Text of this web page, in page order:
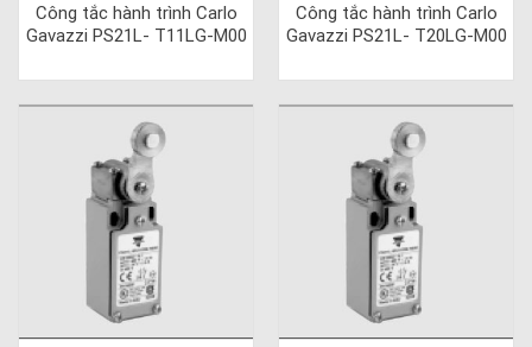
Công tắc hành trình Carlo
Gavazzi PS21L- T11LG-M00
Công tắc hành trình Carlo
Gavazzi PS21L- T20LG-M00